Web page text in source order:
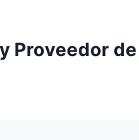
Proveedor